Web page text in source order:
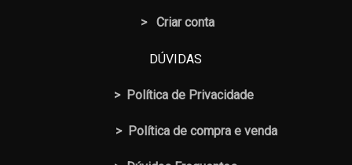
> Criar conta
DÚVIDAS
> Política de Privacidade
> Política de compra e venda